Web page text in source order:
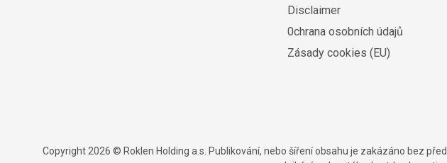
Disclaimer
0chrana osobních údajů
Zásady cookies (EU)
Copyright 2026 © Roklen Holding a.s. Publikování, nebo šíření obsahu je zakázáno bez